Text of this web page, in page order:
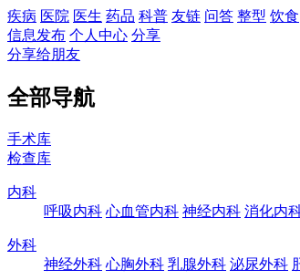
疾病 医院 医生 药品 科普 友链 问答 整型 饮食
信息发布 个人中心 分享
分享给朋友
全部导航
手术库
检查库
内科
呼吸内科 心血管内科 神经内科 消化内
外科
神经外科 心胸外科 乳腺外科 泌尿外科